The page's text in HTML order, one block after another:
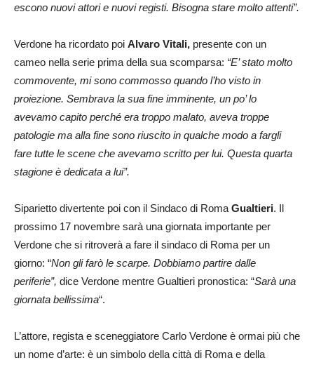
escono nuovi attori e nuovi registi. Bisogna stare molto attenti”.
Verdone ha ricordato poi Alvaro Vitali, presente con un
cameo nella serie prima della sua scomparsa: “E’ stato molto
commovente, mi sono commosso quando l’ho visto in
proiezione. Sembrava la sua fine imminente, un po’ lo
avevamo capito perché era troppo malato, aveva troppe
patologie ma alla fine sono riuscito in qualche modo a fargli
fare tutte le scene che avevamo scritto per lui. Questa quarta
stagione è dedicata a lui”.
Siparietto divertente poi con il Sindaco di Roma Gualtieri. Il
prossimo 17 novembre sarà una giornata importante per
Verdone che si ritroverà a fare il sindaco di Roma per un
giorno: “Non gli farò le scarpe. Dobbiamo partire dalle
periferie”, dice Verdone mentre Gualtieri pronostica: “Sarà una
giornata bellissima“.
L’attore, regista e sceneggiatore Carlo Verdone è ormai più che
un nome d’arte: è un simbolo della città di Roma e della